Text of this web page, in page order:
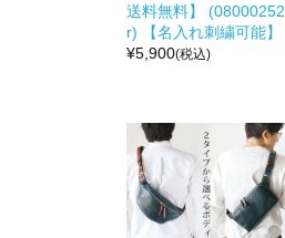
送料無料】 (08000252
r) 【名入れ刺繍可能】
¥5,900(税込)